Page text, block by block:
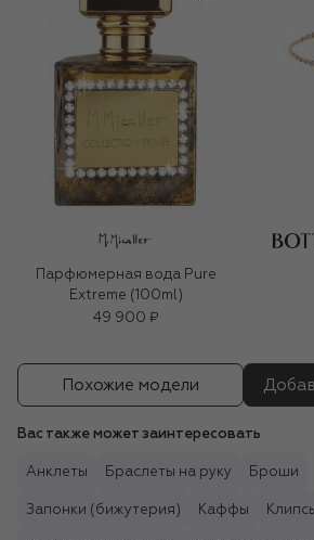
Парфюмерная вода Pure
Extreme (100ml)
49 900 ₽
Похожие модели
Вас также может заинтересовать
Анклеты Браслеты на руку Броши
Запонки (бижутерия) Каффы